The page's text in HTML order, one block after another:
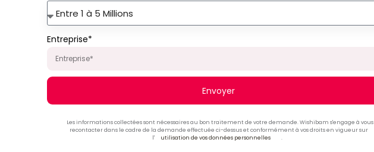
Entre 1 à 5 Millions
Entreprise*
Envoyer
Les informations collectées sont nécessaires au bon traitement de votre demande. Wishibam s'engage à vous
recontacter dans le cadre de la demande effectuée ci-dessus et conformément à vos droits en vigueur sur
l'
utilisation de vos données personnelles .